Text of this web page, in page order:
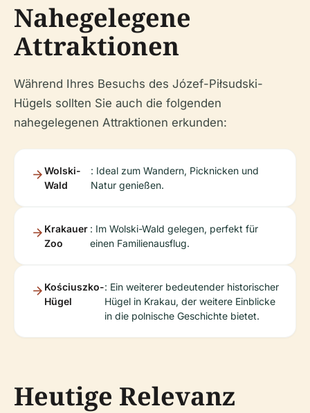
Nahegelegene
Attraktionen
Während Ihres Besuchs des Józef-Piłsudski-
Hügels sollten Sie auch die folgenden
nahegelegenen Attraktionen erkunden:
Wolski-
Wald
: Ideal zum Wandern, Picknicken und
Natur genießen.
Krakauer
Zoo
: Im Wolski-Wald gelegen, perfekt für
einen Familienausflug.
Kościuszko-
Hügel
: Ein weiterer bedeutender historischer
Hügel in Krakau, der weitere Einblicke
in die polnische Geschichte bietet.
Heutige Relevanz